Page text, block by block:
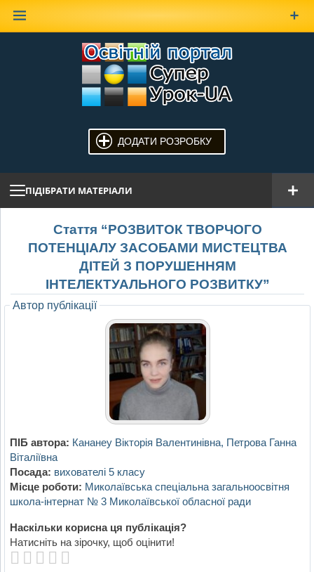
ДОДАТИ РОЗРОБКУ
ПІДІБРАТИ МАТЕРІАЛИ
Стаття “РОЗВИТОК ТВОРЧОГО
ПОТЕНЦІАЛУ ЗАСОБАМИ МИСТЕЦТВА
ДІТЕЙ З ПОРУШЕННЯМ
ІНТЕЛЕКТУАЛЬНОГО РОЗВИТКУ”
Автор публікації
ПІБ автора: Кананеу Вікторія Валентинівна, Петрова Ганна
Віталіївна
Посада: вихователі 5 класу
Місце роботи: Миколаївська спеціальна загальноосвітня
школа-інтернат № 3 Миколаївської обласної ради
Наскільки корисна ця публікація?
Натисніть на зірочку, щоб оцінити!